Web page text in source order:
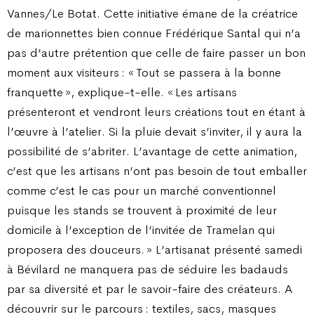
Vannes/Le Botat. Cette initiative émane de la créatrice
de marionnettes bien connue Frédérique Santal qui n’a
pas d’autre prétention que celle de faire passer un bon
moment aux visiteurs : « Tout se passera à la bonne
franquette », explique-t-elle. « Les artisans
présenteront et vendront leurs créations tout en étant à
l’œuvre à l’atelier. Si la pluie devait s’inviter, il y aura la
possibilité de s’abriter. L’avantage de cette animation,
c’est que les artisans n’ont pas besoin de tout emballer
comme c’est le cas pour un marché conventionnel
puisque les stands se trouvent à proximité de leur
domicile à l’exception de l’invitée de Tramelan qui
proposera des douceurs. » L’artisanat présenté samedi
à Bévilard ne manquera pas de séduire les badauds
par sa diversité et par le savoir-faire des créateurs. A
découvrir sur le parcours : textiles, sacs, masques